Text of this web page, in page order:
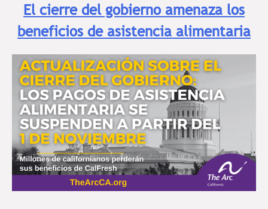
El cierre del gobierno amenaza los
beneficios de asistencia alimentaria